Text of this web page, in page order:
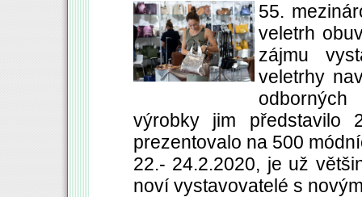
55.
veletrh
zájmu
veletrhy
výrobky jim
prezentovalo na 500
22.- 24.2.2020, je už
noví vystavovatelé s